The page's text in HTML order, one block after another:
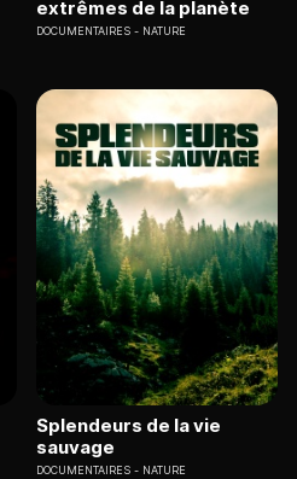
extrêmes de la planète
DOCUMENTAIRES NATURE
Splendeurs de la vie
sauvage
DOCUMENTAIRES NATURE